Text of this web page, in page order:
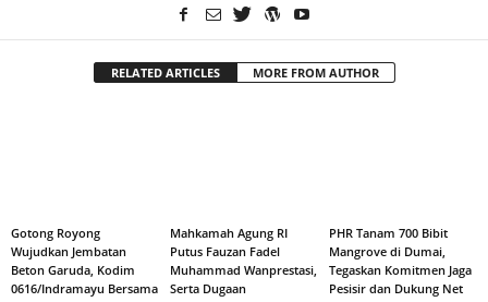
RELATED ARTICLES MORE FROM AUTHOR
Gotong Royong
Wujudkan Jembatan
Beton Garuda, Kodim
0616/Indramayu Bersama
Mahkamah Agung RI
Putus Fauzan Fadel
Muhammad Wanprestasi,
Serta Dugaan
PHR Tanam 700 Bibit
Mangrove di Dumai,
Tegaskan Komitmen Jaga
Pesisir dan Dukung Net